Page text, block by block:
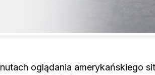
oglądania amerykańskiego